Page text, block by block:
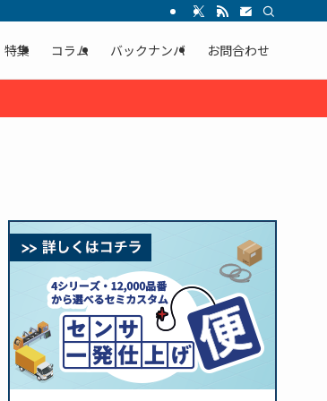
特集 コラム バックナンバ お問合わせ